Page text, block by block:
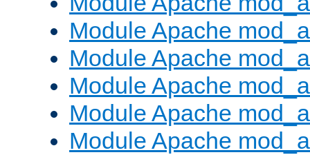
Module Apache
Module Apache
Module Apache
Module Apache
Module Apache